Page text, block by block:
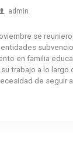
admin
se
en familia
trabajo a lo largo
de seguir